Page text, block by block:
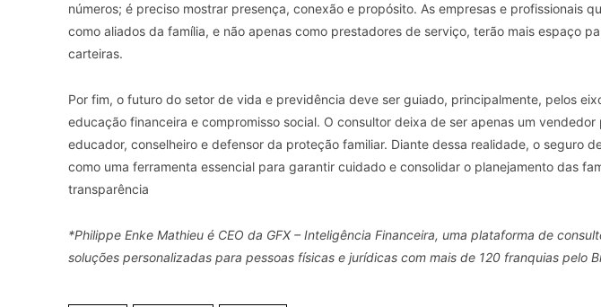
números; é preciso mostrar presença, conexão e propósito. As empresas e profissionais
como aliados da família, e não apenas como prestadores de serviço, terão mais espaço
carteiras.
Por fim, o futuro do setor de vida e previdência deve ser guiado, principalmente, pelos
educação financeira e compromisso social. O consultor deixa de ser apenas um
educador, conselheiro e defensor da proteção familiar. Diante dessa realidade, o seguro
como uma ferramenta essencial para garantir cuidado e consolidar o planejamento das
transparência
*Philippe Enke Mathieu é CEO da GFX – Inteligência Financeira, uma plataforma de
soluções personalizadas para pessoas físicas e jurídicas com mais de 120 franquias pelo